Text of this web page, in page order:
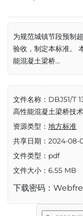
为规范城镇节段预制
验收，制定本标准。
能混凝土梁桥...
文件名称：DBJ51/T
高性能混凝土梁桥技
资源类型： 地方标准
共享日期：2024-08-
文件类型：pdf
文件大小：6.55 MB
下载密码：